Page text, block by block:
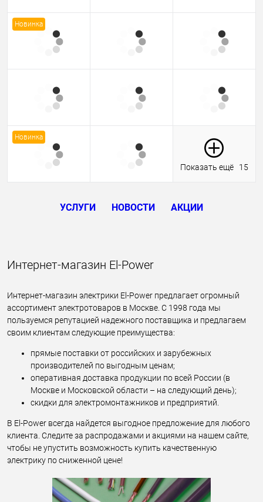
Новинка
Новинка
Показать ещё 15
УСЛУГИ НОВОСТИ АКЦИИ
Интернет-магазин El-Power
Интернет-магазин электрики El-Power предлагает огромный
ассортимент электротоваров в Москве. С 1998 года мы
пользуемся репутацией надежного поставщика и предлагаем
своим клиентам следующие преимущества:
прямые поставки от российских и зарубежных
производителей по выгодным ценам;
оперативная доставка продукции по всей России (в
Москве и Московской области – на следующий день);
скидки для электромонтажников и предприятий.
В El-Power всегда найдется выгодное предложение для любого
клиента. Следите за распродажами и акциями на нашем сайте,
чтобы не упустить возможность купить качественную
электрику по сниженной цене!